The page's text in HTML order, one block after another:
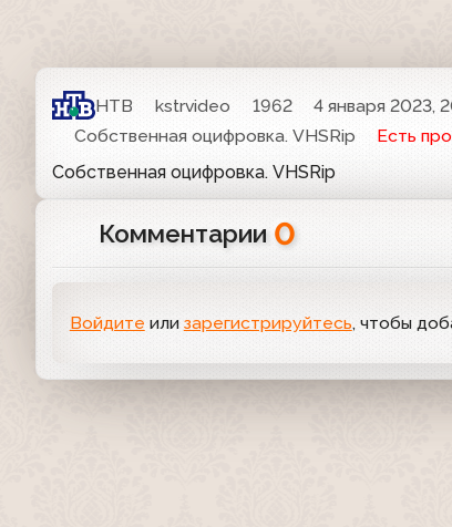
НТВ kstrvideo 1962
4 января 2023,
Собственная оцифровка. VHSRip
Есть
Собственная оцифровка. VHSRip
Комментарии 0
Войдите или зарегистрируйтесь, чтобы